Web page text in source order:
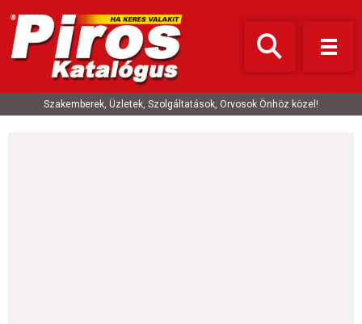
Szakemberek, Üzletek, Szolgáltatások, Orvosok Önhöz közel!